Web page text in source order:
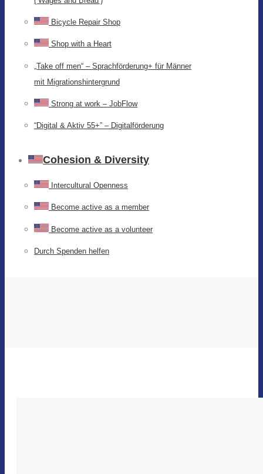
Bicycle Repair Shop
Shop with a Heart
„Take off men“ – Sprachförderung+ für Männer
mit Migrationshintergrund
Strong at work – JobFlow
“Digital & Aktiv 55+” – Digitalförderung
Cohesion & Diversity
Intercultural Openness
Become active as a member
Become active as a volunteer
Durch Spenden helfen